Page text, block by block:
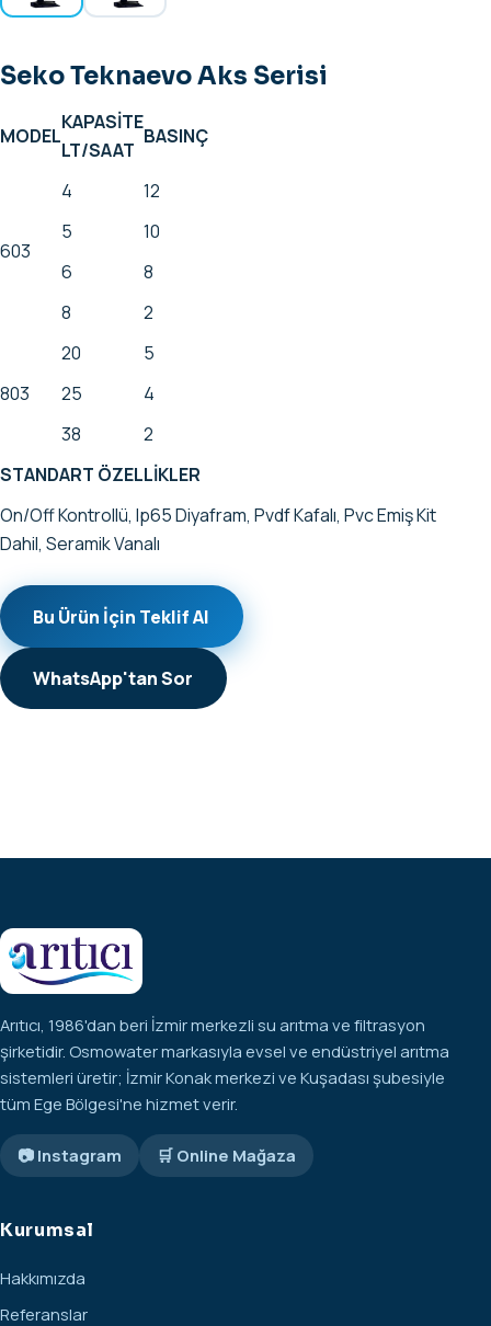
Seko Teknaevo Aks Serisi
MODEL
KAPASİTE
LT/SAAT
BASINÇ
603
4
12
5
10
6
8
8
2
803
20
5
25
4
38
2
STANDART ÖZELLİKLER
On/Off Kontrollü, Ip65 Diyafram, Pvdf Kafalı, Pvc Emiş Kit
Dahil, Seramik Vanalı
Bu Ürün İçin Teklif Al
WhatsApp'tan Sor
Arıtıcı, 1986'dan beri İzmir merkezli su arıtma ve filtrasyon
şirketidir. Osmowater markasıyla evsel ve endüstriyel arıtma
sistemleri üretir; İzmir Konak merkezi ve Kuşadası şubesiyle
tüm Ege Bölgesi'ne hizmet verir.
📷 Instagram 🛒 Online Mağaza
Kurumsal
Hakkımızda
Referanslar